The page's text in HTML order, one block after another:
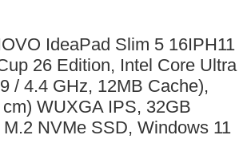
IdeaPad Slim 5 16IPH11
26 Edition, Intel Core Ultra
/ 4.4 GHz, 12MB Cache),
WUXGA IPS, 32GB
NVMe SSD, Windows 11